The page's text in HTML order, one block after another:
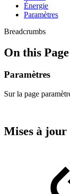
Énergie
Paramètres
Breadcrumbs
On this Page
Paramètres
Sur la page
Mises à jour